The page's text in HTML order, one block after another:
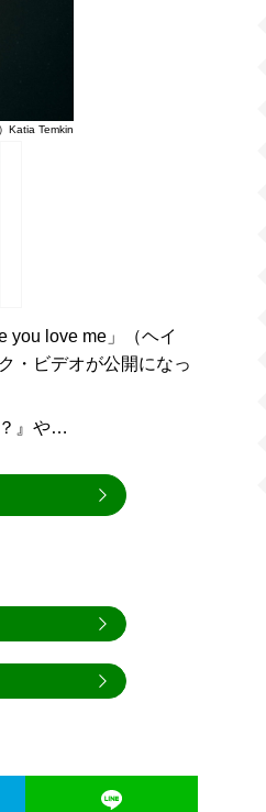
）Katia Temkin
you love me」（ヘイ
・ビデオが公開になっ
』や…